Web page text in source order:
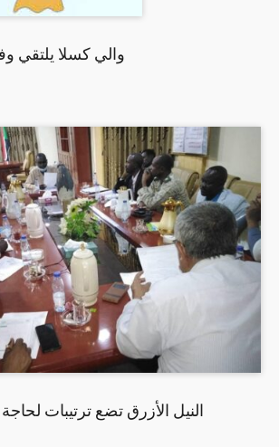
والي كسلا يلتقي
النيل الأزرق تضع ترتيبات